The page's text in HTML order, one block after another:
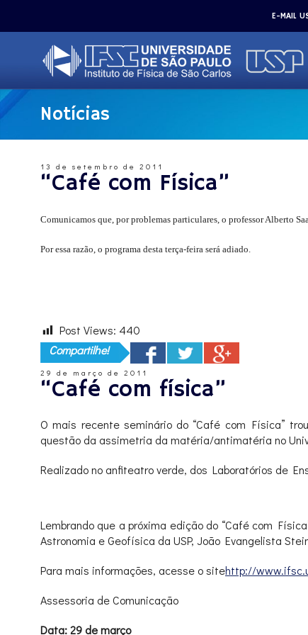
E-MAIL
Notícias
13 de setembro de 2011
“Café com Física”
Comunicamos que, por problemas particulares, o professor Alberto
Por essa razão, o programa desta terça-feira será adiado.
Post Views: 440
Compartilhe!
29 de março de 2011
“Café com física”
O mais recente seminário do “Café com Física”
questão da assimetria da matéria/antimatéria no
Realizado no anfiteatro verde, dos Laboratórios de
Lembrando que a próxima edição do “Café com
Astronomia e Geofísica da USP, João Evangelista
Para mais informações, acesse o sitehttp://
Assessoria de Comunicação
Data: 29 de março